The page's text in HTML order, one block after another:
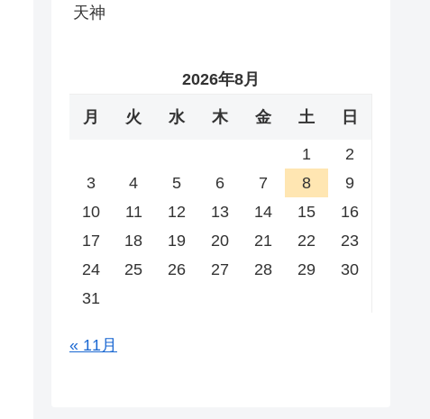
天神
2026年8月
月 火 水 木 金 土 日
1
2
3
4 5 6 7 8
9
10
11 12 13 14 15
16
17
18 19 20 21 22
23
24
25 26 27 28 29
30
31
« 11月